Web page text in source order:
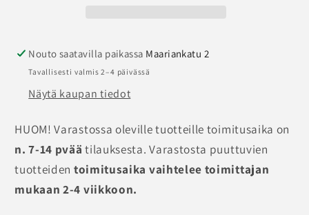
Nouto saatavilla paikassa Maariankatu 2
Tavallisesti valmis 2–4 päivässä
Näytä kaupan tiedot
HUOM! Varastossa oleville tuotteille toimitusaika on
n. 7-14 pvää tilauksesta. Varastosta puuttuvien
tuotteiden toimitusaika vaihtelee toimittajan
mukaan 2-4 viikkoon.